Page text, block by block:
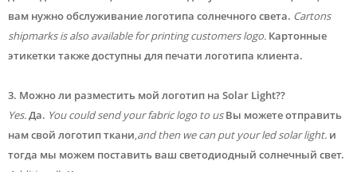
вам нужно обслуживание логотипа солнечного света. Cartons
shipmarks is also available for printing customers logo. Картонные
этикетки также доступны для печати логотипа клиента.
3. Можно ли разместить мой логотип на Solar Light??
Yes.Да. You could send your fabric logo to us Вы можете отправить
нам свой логотип ткани,and then we can put your led solar light. и
тогда мы можем поставить ваш светодиодный солнечный свет.